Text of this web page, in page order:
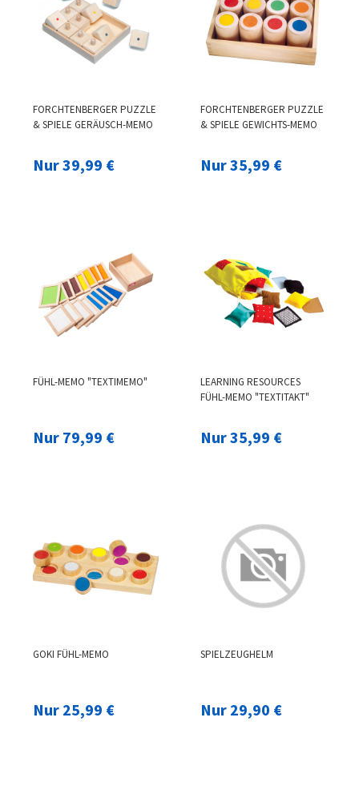
FORCHTENBERGER PUZZLE
& SPIELE GERÄUSCH-MEMO
Nur 39,99 €
FORCHTENBERGER PUZZLE
& SPIELE GEWICHTS-MEMO
Nur 35,99 €
FÜHL-MEMO "TEXTIMEMO"
Nur 79,99 €
LEARNING RESOURCES
FÜHL-MEMO "TEXTITAKT"
Nur 35,99 €
GOKI FÜHL-MEMO
Nur 25,99 €
SPIELZEUGHELM
Nur 29,90 €